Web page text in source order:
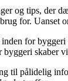
og tips, der
for.
for
skaber
til pålidelig